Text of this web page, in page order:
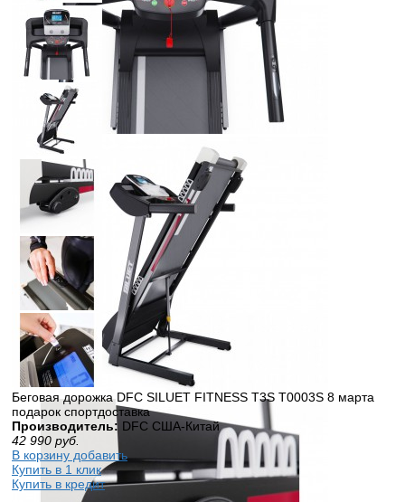
Беговая дорожка DFC SILUET FITNESS T3S T0003S 8 марта
подарок спортдоставка
Производитель: DFC США-Китай
42 990 руб.
В корзину добавить
Купить в 1 клик
Купить в кредит